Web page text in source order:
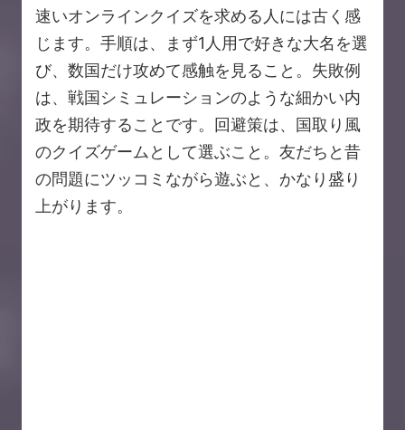
速いオンラインクイズを求める人には古く感
じます。手順は、まず1人用で好きな大名を選
び、数国だけ攻めて感触を見ること。失敗例
は、戦国シミュレーションのような細かい内
政を期待することです。回避策は、国取り風
のクイズゲームとして選ぶこと。友だちと昔
の問題にツッコミながら遊ぶと、かなり盛り
上がります。